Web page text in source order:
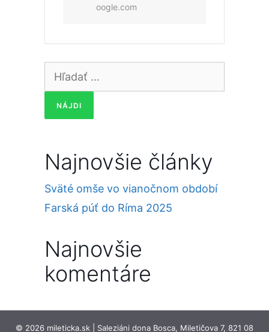
oogle.com
Hľadať:
Najnovšie články
Sväté omše vo vianočnom období
Farská púť do Ríma 2025
Najnovšie
komentáre
© 2026 mileticka.sk | Saleziáni dona Bosca, Miletičova 7, 821 08